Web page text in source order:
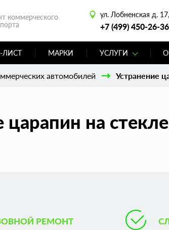
коммерческого
ул. Лобненская д.
+7 (499) 450-26-36
ЛИСТ МАРКИ УСЛУГИ
автомобилей Устранение
царапин на
РЕМОНТ